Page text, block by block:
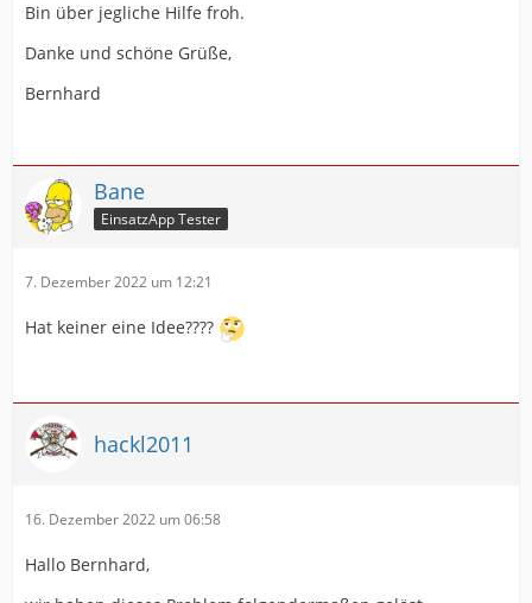
Bin über jegliche Hilfe froh.
Danke und schöne Grüße,
Bernhard
Bane
EinsatzApp Tester
7. Dezember 2022 um 12:21
Hat keiner eine Idee????
hackl2011
16. Dezember 2022 um 06:58
Hallo Bernhard,